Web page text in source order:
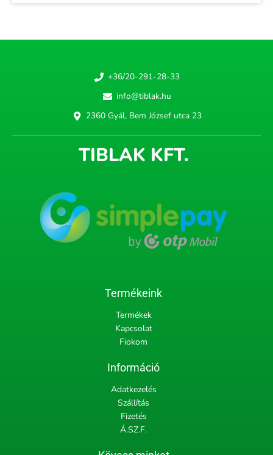
+36/20-291-28-33
info@tiblak.hu
2360 Gyál, Bem József utca 23
TIBLAK KFT.
Termékeink
Termékek
Kapcsolat
Fiokom
Információ
Adatkezelés
Szállítás
Fizetés
Á.SZ.F.